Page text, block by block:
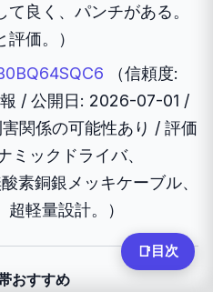
良く、パンチがある。
価。）
（信頼度:
/ 公開日: 2026-07-01 /
関係の可能性あり / 評価
ミックドライバ、
素銅銀メッキケーブル、
軽量設計。）
📑 目次
おすすめ